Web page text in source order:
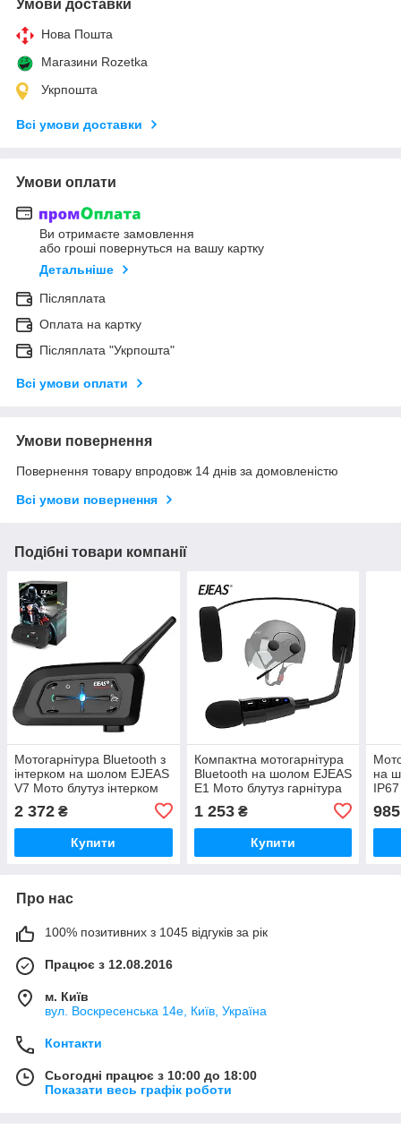
Умови доставки
Нова Пошта
Магазини Rozetka
Укрпошта
Всі умови доставки
Умови оплати
Ви отримаєте замовлення
або гроші повернуться на вашу картку
Детальніше
Післяплата
Оплата на картку
Післяплата "Укрпошта"
Всі умови оплати
Умови повернення
Повернення товару впродовж 14 днів за домовленістю
Всі умови повернення
Подібні товари компанії
Мотогарнітура Bluetooth з
інтерком на шолом EJEAS
V7 Мото блутуз інтерком
2 372 ₴
Купити
Компактна мотогарнітура
Bluetooth на шолом EJEAS
E1 Мото блутуз гарнітура
1 253₴
Купити
на
985
Про нас
100% позитивних з 1045 відгуків за рік
Працює з 12.08.2016
м. Київ
вул. Воскресенська 14е, Київ, Україна
Контакти
Сьогодні працює з 10:00 до 18:00
Показати весь графік роботи